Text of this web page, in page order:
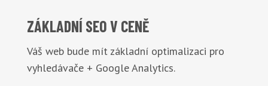
ZÁKLADNÍ SEO V CENĚ
Váš web bude mít základní optimalizaci pro
vyhledávače + Google Analytics.